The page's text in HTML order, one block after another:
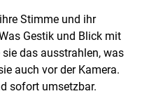
Stimme und ihr
Gestik und Blick mit
das ausstrahlen, was
auch vor der Kamera.
sofort umsetzbar.